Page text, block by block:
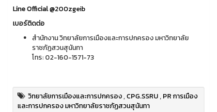
Line Official@200zgeib
เบอร์ติดต่อ
สำนักงาน วิทยาลัยการเมืองและการปกครอง มหาวิทยาลัย
ราชภัฏสวนสุนันทา
โทร: 02-160-1571-73
วิทยาลัยการเมืองและการปกครอง,CPG.SSRU,PR การเมือง
และการปกครอง มหาวิทยาลัยราชภัฏสวนสุนันทา